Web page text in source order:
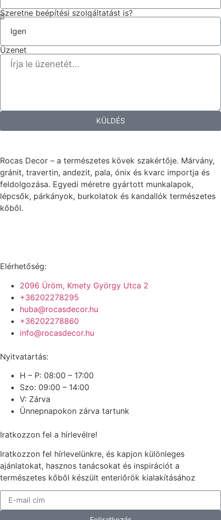
Szeretne beépítési szolgáltatást is?
Üzenet
KÜLDÉS
Rocas Decor – a természetes kövek szakértője. Márvány,
gránit, travertin, andezit, pala, ónix és kvarc importja és
feldolgozása. Egyedi méretre gyártott munkalapok,
lépcsők, párkányok, burkolatok és kandallók természetes
kőből.
Elérhetőség:
2096 Üröm, Kmety György Utca 2
+36202278295
huba@rocasdecor.hu
+36202278860
info@rocasdecor.hu
Nyitvatartás:
H – P: 08:00 – 17:00
Szo: 09:00 – 14:00
V: Zárva
Ünnepnapokon zárva tartunk
Iratkozzon fel a hírlevélre!
Iratkozzon fel hírlevelünkre, és kapjon különleges
ajánlatokat, hasznos tanácsokat és inspirációt a
természetes kőből készült enteriőrök kialakításához